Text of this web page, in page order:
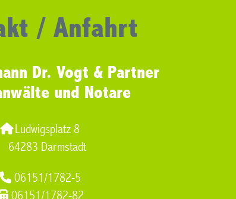
/ Anfahrt
Dr. Vogt & Partner
und Notare
Ludwigsplatz 8
64283 Darmstadt
06151/1782-5
06151/1782-82